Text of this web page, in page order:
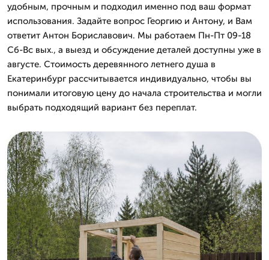
удобным, прочным и подходил именно под ваш формат
использования. Задайте вопрос Георгию и Антону, и Вам
ответит Антон Бориславович. Мы работаем Пн-Пт 09-18
Сб-Вс вых., а выезд и обсуждение деталей доступны уже в
августе. Стоимость деревянного летнего душа в
Екатеринбург рассчитывается индивидуально, чтобы вы
понимали итоговую цену до начала строительства и могли
выбрать подходящий вариант без переплат.